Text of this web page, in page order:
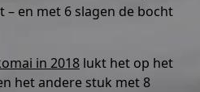
en met 6 slagen de bocht
in 2018 lukt het op het
het andere stuk met 8